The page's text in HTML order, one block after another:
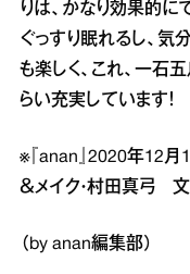
りは、かなり効果的に
ぐっすり眠れるし、気
も楽しく、これ、一石
らい充実しています！
※『anan』2020年12
＆メイク・村田真弓 文
（by anan編集部）